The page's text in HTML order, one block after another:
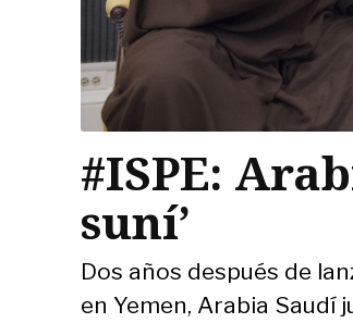
#ISPE:
suní’
Dos años después de
en Yemen, Arabia